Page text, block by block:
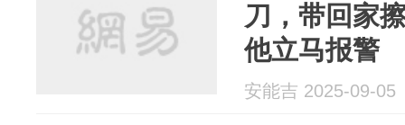
刀，带回家
他立马报警
安能吉 2025-09-05